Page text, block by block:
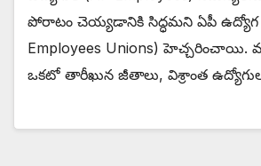
పోరాటం చెయ్యడానికి సిద్ధమని ఏపీ ఉద్యోగ
Employees Unions) హెచ్చరించాయి.
ఒకటో తారీఖున జీతాలు, విశ్రాంత